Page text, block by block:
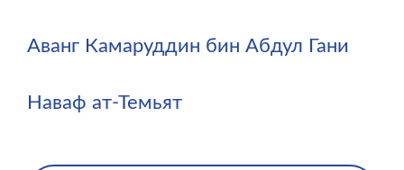
Аванг Камаруддин бин Абдул Гани
Наваф ат-Темьят